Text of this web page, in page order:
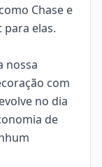
Chase e
para elas.
nossa
com
no dia
de